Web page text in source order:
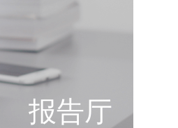
报告厅